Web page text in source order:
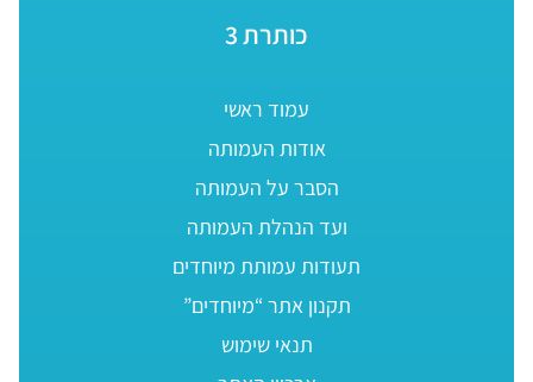
כותרת 3
עמוד ראשי
אודות העמותה
הסבר על העמותה
ועד הנהלת העמותה
תעודות עמותת מיוחדים
תקנון אתר “מיוחדים”
תנאי שימוש